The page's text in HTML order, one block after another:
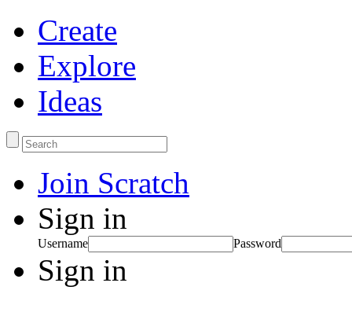
Create
Explore
Ideas
Join Scratch
Sign in
Username Password
Sign in